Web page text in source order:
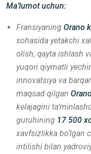
Ma’lumot uchun:
Fransiyaning Orano
sohasida yetakchi
olish, qayta ishlash
yuqori qiymatli
innovatsiya va
maqsad qilgan
kelajagini
guruhining 17 500
xavfsizlikka bo‘lgan
intilishi bilan